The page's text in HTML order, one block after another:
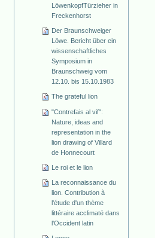
Löwenkopf­Türzieher in
Freckenhorst
Der Braunschweiger
Löwe. Bericht über ein
wissenschaftliches
Symposium in
Braunschweig vom
12.10. bis 15.10.1983
The grateful lion
"Contrefais al vif":
Nature, ideas and
representation in the
lion drawing of Villard
de Honnecourt
Le roi et le lion
La reconnaissance du
lion. Contribution à
l'étude d'un thème
littéraire acclimaté dans
l'Occident latin